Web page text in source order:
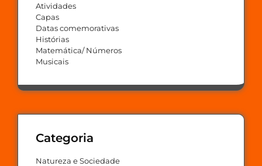
Atividades
Capas
Datas comemorativas
Histórias
Matemática/ Números
Musicais
Categoria
Natureza e Sociedade